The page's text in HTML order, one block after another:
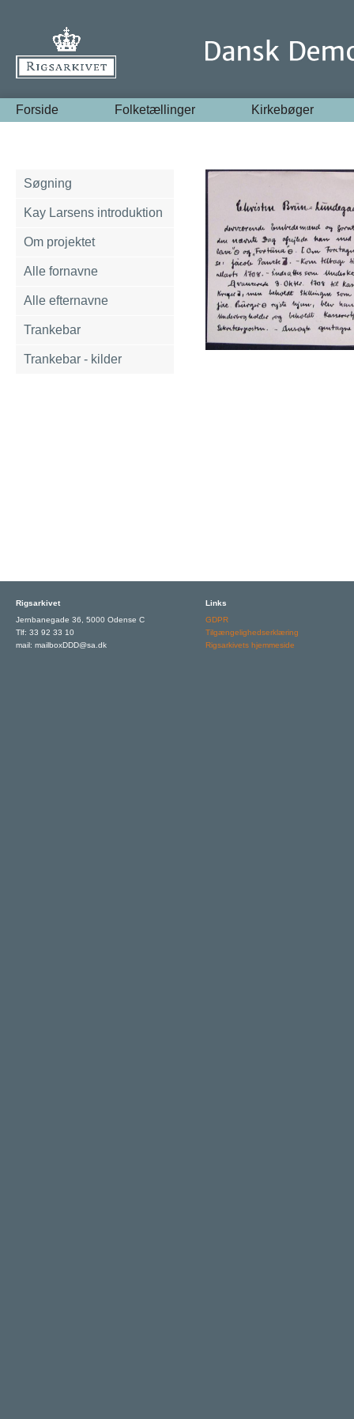
Forside Folketællinger Kirkebøger
Søgning
Kay Larsens introduktion
Om projektet
Alle fornavne
Alle efternavne
Trankebar
Trankebar - kilder
Rigsarkivet
Jernbanegade 36, 5000 Odense C
Tlf: 33 92 33 10
mail: mailboxDDD@sa.dk
Links
GDPR
Tilgængelighedserklæring
Rigsarkivets hjemmeside